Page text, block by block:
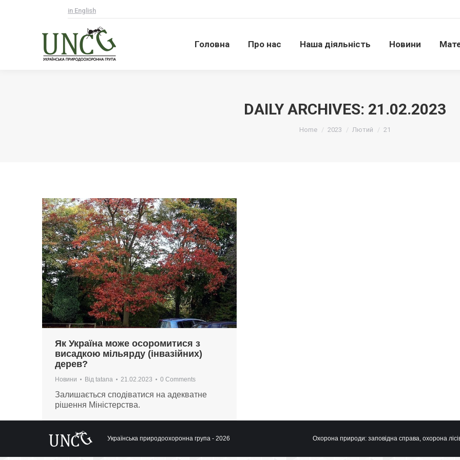
in English
Головна Про нас Наша діяльність Новини
DAILY ARCHIVES: 21.02.2023
Home 2023 Лютий 21
Як Україна може осоромитися з
висадкою мільярду (інвазійних)
дерев?
Новини Від tatana 21.02.2023 0 Comments
Залишається сподіватися на адекватне
рішення Міністерства.
Українська природоохоронна група - 2026 Охорона природи: заповідна справа, охорона
Головна Про нас Наша діяльність Новини